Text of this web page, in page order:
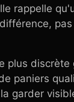
rappelle
plus discrète
paniers
garder